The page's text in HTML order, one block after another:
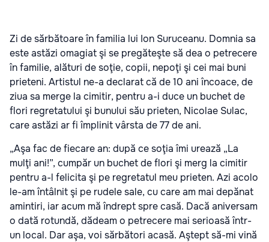
Zi de sărbătoare în familia lui Ion Suruceanu. Domnia sa
este astăzi omagiat şi se pregăteşte să dea o petrecere
în familie, alături de soţie, copii, nepoţi şi cei mai buni
prieteni. Artistul ne-a declarat că de 10 ani încoace, de
ziua sa merge la cimitir, pentru a-i duce un buchet de
flori regretatului şi bunului său prieten, Nicolae Sulac,
care astăzi ar fi împlinit vârsta de 77 de ani.
„Aşa fac de fiecare an: după ce soţia îmi urează „La
mulţi ani!”, cumpăr un buchet de flori şi merg la cimitir
pentru a-l felicita şi pe regretatul meu prieten. Azi acolo
le-am întâlnit şi pe rudele sale, cu care am mai depănat
amintiri, iar acum mă îndrept spre casă. Dacă aniversam
o dată rotundă, dădeam o petrecere mai serioasă într-
un local. Dar aşa, voi sărbători acasă. Aştept să-mi vină